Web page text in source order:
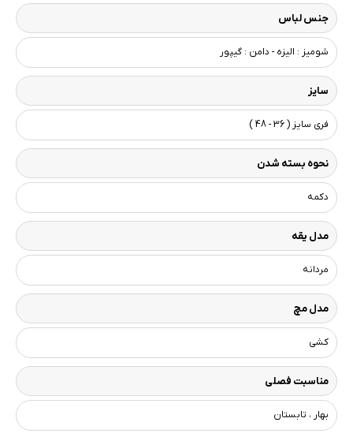
جنس لباس
شومیز : الیزه - دامن : گیپور
سایز
فری سایز ( 36 - 48 )
نحوه بسته شدن
دکمه
مدل یقه
مردانه
مدل مچ
کشی
مناسبت فصلی
بهار ، تابستان